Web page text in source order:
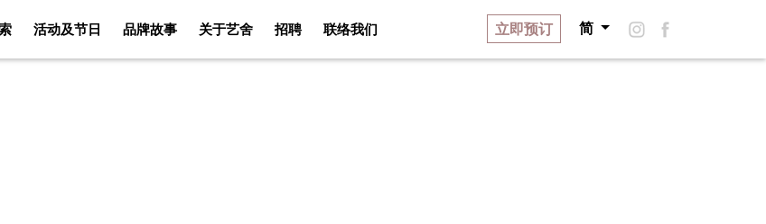
活动及节日 品牌故事 关于艺舍 招聘 联络我们 立即预订 简
佳肴美酒 精选及探索 活动及节日 关于艺舍 招聘